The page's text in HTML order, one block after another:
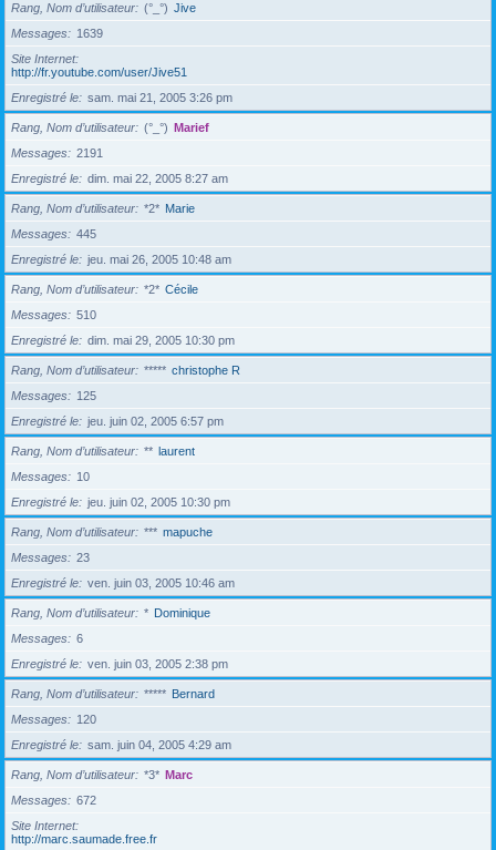
Rang, Nom d’utilisateur (°_°) Jive
Messages
1639
Site Internet
http://fr.youtube.com/user/Jive51
Enregistré le
sam. mai 21, 2005 3:26 pm
Rang, Nom d’utilisateur (°_°) Marief
Messages
2191
Enregistré le
dim. mai 22, 2005 8:27 am
Rang, Nom d’utilisateur *2* Marie
Messages
445
Enregistré le
jeu. mai 26, 2005 10:48 am
Rang, Nom d’utilisateur *2* Cécile
Messages
510
Enregistré le
dim. mai 29, 2005 10:30 pm
Rang, Nom d’utilisateur ***** christophe R
Messages
125
Enregistré le
jeu. juin 02, 2005 6:57 pm
Rang, Nom d’utilisateur ** laurent
Messages
10
Enregistré le
jeu. juin 02, 2005 10:30 pm
Rang, Nom d’utilisateur *** mapuche
Messages
23
Enregistré le
ven. juin 03, 2005 10:46 am
Rang, Nom d’utilisateur * Dominique
Messages
6
Enregistré le
ven. juin 03, 2005 2:38 pm
Rang, Nom d’utilisateur ***** Bernard
Messages
120
Enregistré le
sam. juin 04, 2005 4:29 am
Rang, Nom d’utilisateur *3* Marc
Messages
672
Site Internet
http://marc.saumade.free.fr